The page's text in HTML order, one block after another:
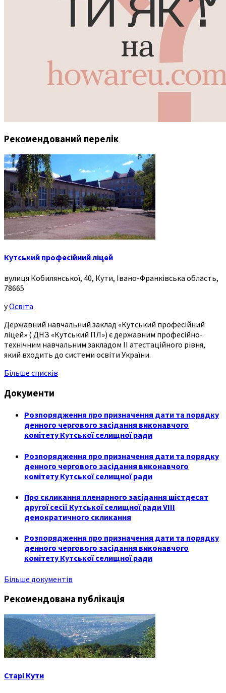
Рекомендований перелік
Кутський професійний ліцей
вулиця Кобилянської, 40, Кути, Івано-Франківська область,
78665
уОсвіта
Державний навчальний заклад «Кутський професійний
ліцей» ( ДНЗ «Кутський ПЛ») є державним професійно-
технічним навчальним закладом ІІ атестаційного рівня,
який входить до системи освіти України.
Більше списків
Документи
Розпорядження про призначення дати та порядку
денного чергового засідання виконавчого
комітету Кутської селищної ради
Розпорядження про призначення дати та порядку
денного чергового засідання виконавчого
комітету Кутської селищної ради
Про скликання пленарного засідання шістдесят
другої сесії Кутської селищної ради VIII
демократичного скликання
Розпорядження про призначення дати та порядку
денного чергового засідання виконавчого
комітету Кутської селищної ради
Більше документів
Рекомендована публікація
Старі Кути